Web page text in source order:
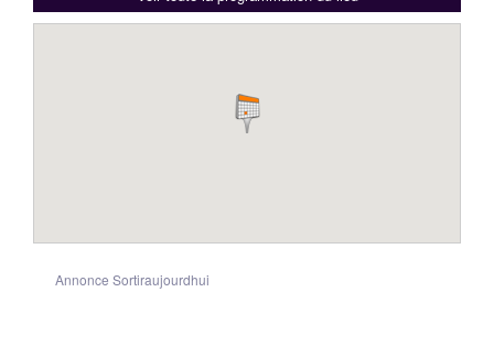
Annonce Sortiraujourdhui